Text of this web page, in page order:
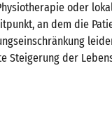
oder
an dem die
Steigerung der